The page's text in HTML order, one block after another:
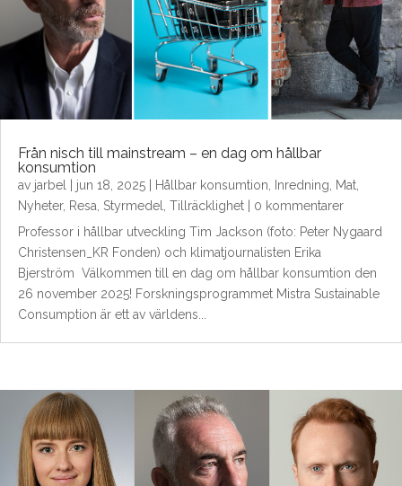
Från nisch till mainstream – en dag om hållbar
konsumtion
av jarbel jun 18, 2025 Hållbar konsumtion, Inredning, Mat,
Nyheter, Resa, Styrmedel, Tillräcklighet | 0 kommentarer
Professor i hållbar utveckling Tim Jackson (foto: Peter Nygaard
Christensen_KR Fonden) och klimatjournalisten Erika
Bjerström Välkommen till en dag om hållbar konsumtion den
26 november 2025! Forskningsprogrammet Mistra Sustainable
Consumption är ett av världens...